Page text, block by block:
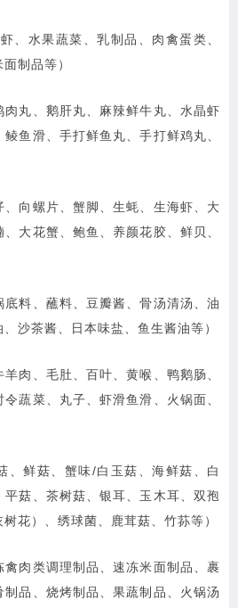
、水果蔬菜、乳制品、肉禽蛋类、
制品等）
肉丸、鹅肝丸、麻辣鲜牛丸、水晶虾
鱼滑、手打鲜鱼丸、手打鲜鸡丸、
、向螺片、蟹脚、生蚝、生海虾、大
大花蟹、鲍鱼、养颜花胶、鲜贝、
料、蘸料、豆瓣酱、骨汤清汤、油
沙茶酱、日本味盐、鱼生酱油等）
肉、毛肚、百叶、黄喉、鸭鹅肠、
蔬菜、丸子、虾滑鱼滑、火锅面、
、鲜菇、蟹味/白玉菇、海鲜菇、白
平菇、茶树菇、银耳、玉木耳、双孢
花）、绣球菌、鹿茸菇、竹荪等）
禽肉类调理制品、速冻米面制品、裹
品、烧烤制品、果蔬制品、火锅汤